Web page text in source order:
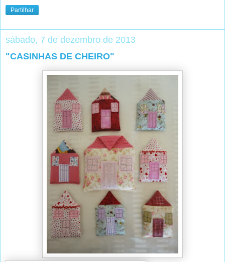
Partilhar
sábado, 7 de dezembro de 2013
"CASINHAS DE CHEIRO"